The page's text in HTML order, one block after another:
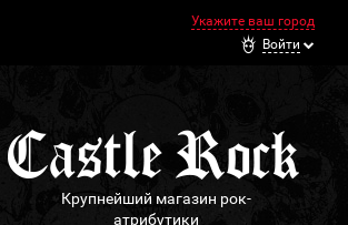
Укажите ваш город
Войти
Крупнейший магазин рок-
атрибутики